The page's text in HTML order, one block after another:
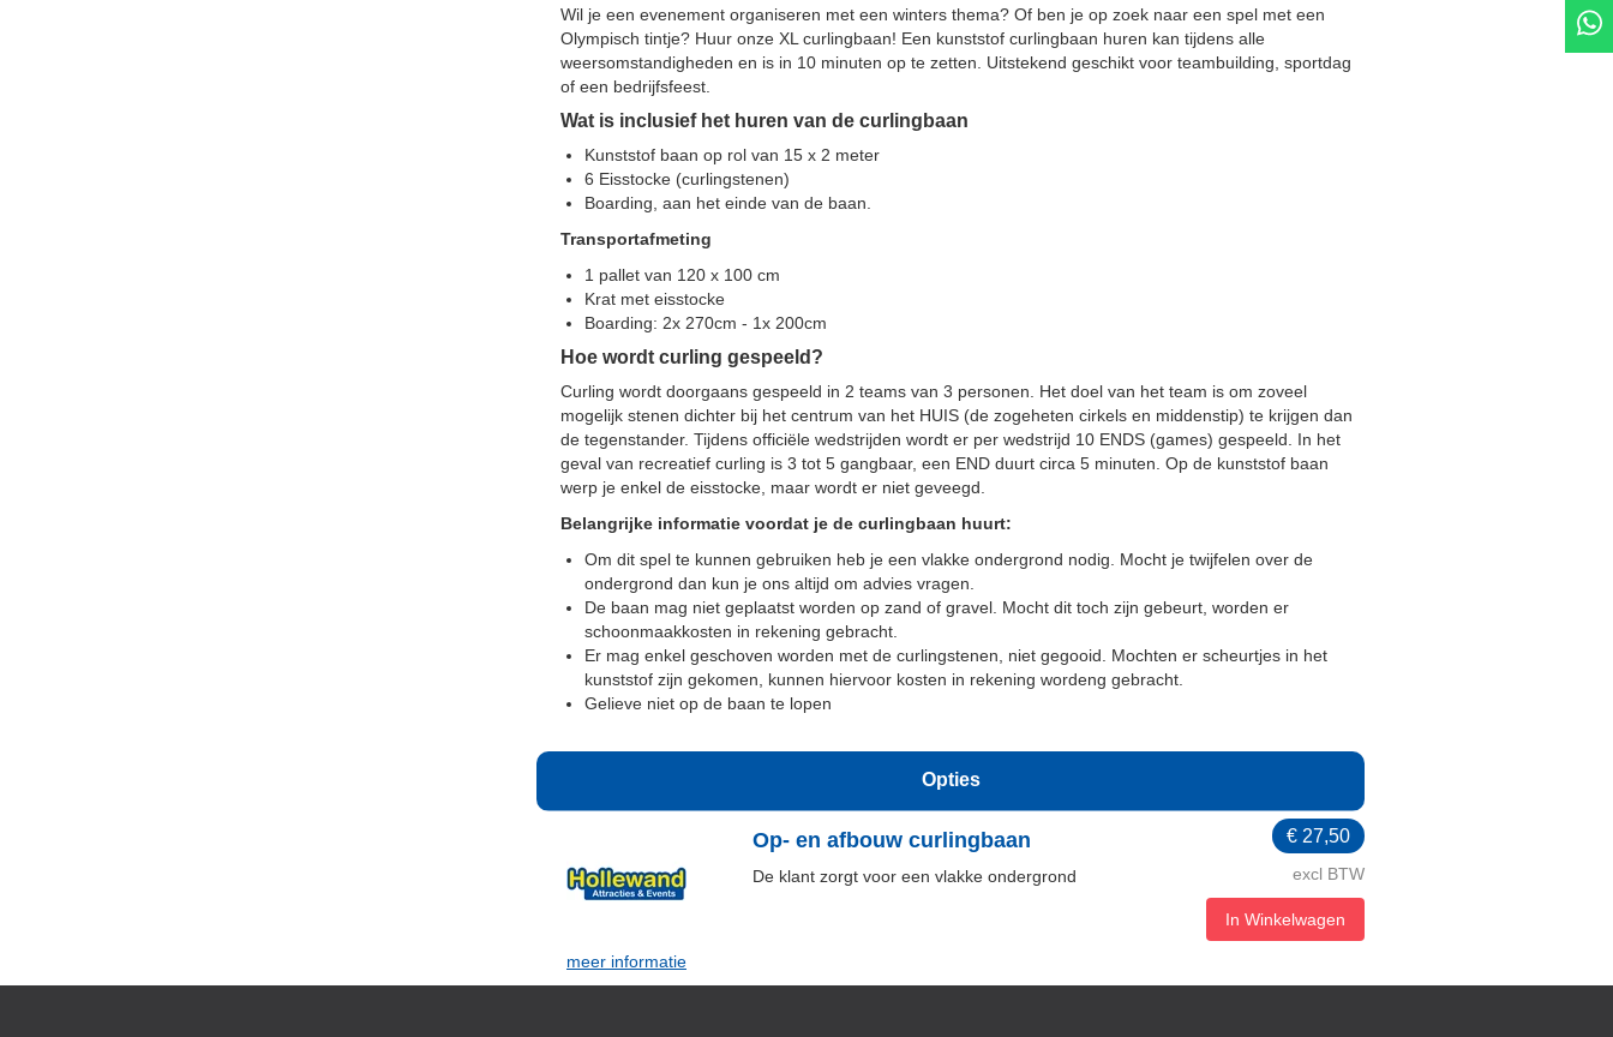
Wil je een evenement organiseren met een winters thema? Of ben je op zoek naar een spel met een
Olympisch tintje? Huur onze XL curlingbaan! Een kunststof curlingbaan huren kan tijdens alle
weersomstandigheden en is in 10 minuten op te zetten. Uitstekend geschikt voor teambuilding, sportdag
of een bedrijfsfeest.
Wat is inclusief het huren van de curlingbaan
Kunststof baan op rol van 15 x 2 meter
6 Eisstocke (curlingstenen)
Boarding, aan het einde van de baan.
Transportafmeting
1 pallet van 120 x 100 cm
Krat met eisstocke
Boarding: 2x 270cm - 1x 200cm
Hoe wordt curling gespeeld?
Curling wordt doorgaans gespeeld in 2 teams van 3 personen. Het doel van het team is om zoveel
mogelijk stenen dichter bij het centrum van het HUIS (de zogeheten cirkels en middenstip) te krijgen dan
de tegenstander. Tijdens officiële wedstrijden wordt er per wedstrijd 10 ENDS (games) gespeeld. In het
geval van recreatief curling is 3 tot 5 gangbaar, een END duurt circa 5 minuten. Op de kunststof baan
werp je enkel de eisstocke, maar wordt er niet geveegd.
Belangrijke informatie voordat je de curlingbaan huurt:
Om dit spel te kunnen gebruiken heb je een vlakke ondergrond nodig. Mocht je twijfelen over de
ondergrond dan kun je ons altijd om advies vragen.
De baan mag niet geplaatst worden op zand of gravel. Mocht dit toch zijn gebeurt, worden er
schoonmaakkosten in rekening gebracht.
Er mag enkel geschoven worden met de curlingstenen, niet gegooid. Mochten er scheurtjes in het
kunststof zijn gekomen, kunnen hiervoor kosten in rekening wordeng gebracht.
Gelieve niet op de baan te lopen
Opties
meer informatie
€ 27,50
excl BTW
In Winkelwagen
Op- en afbouw curlingbaan
De klant zorgt voor een vlakke ondergrond